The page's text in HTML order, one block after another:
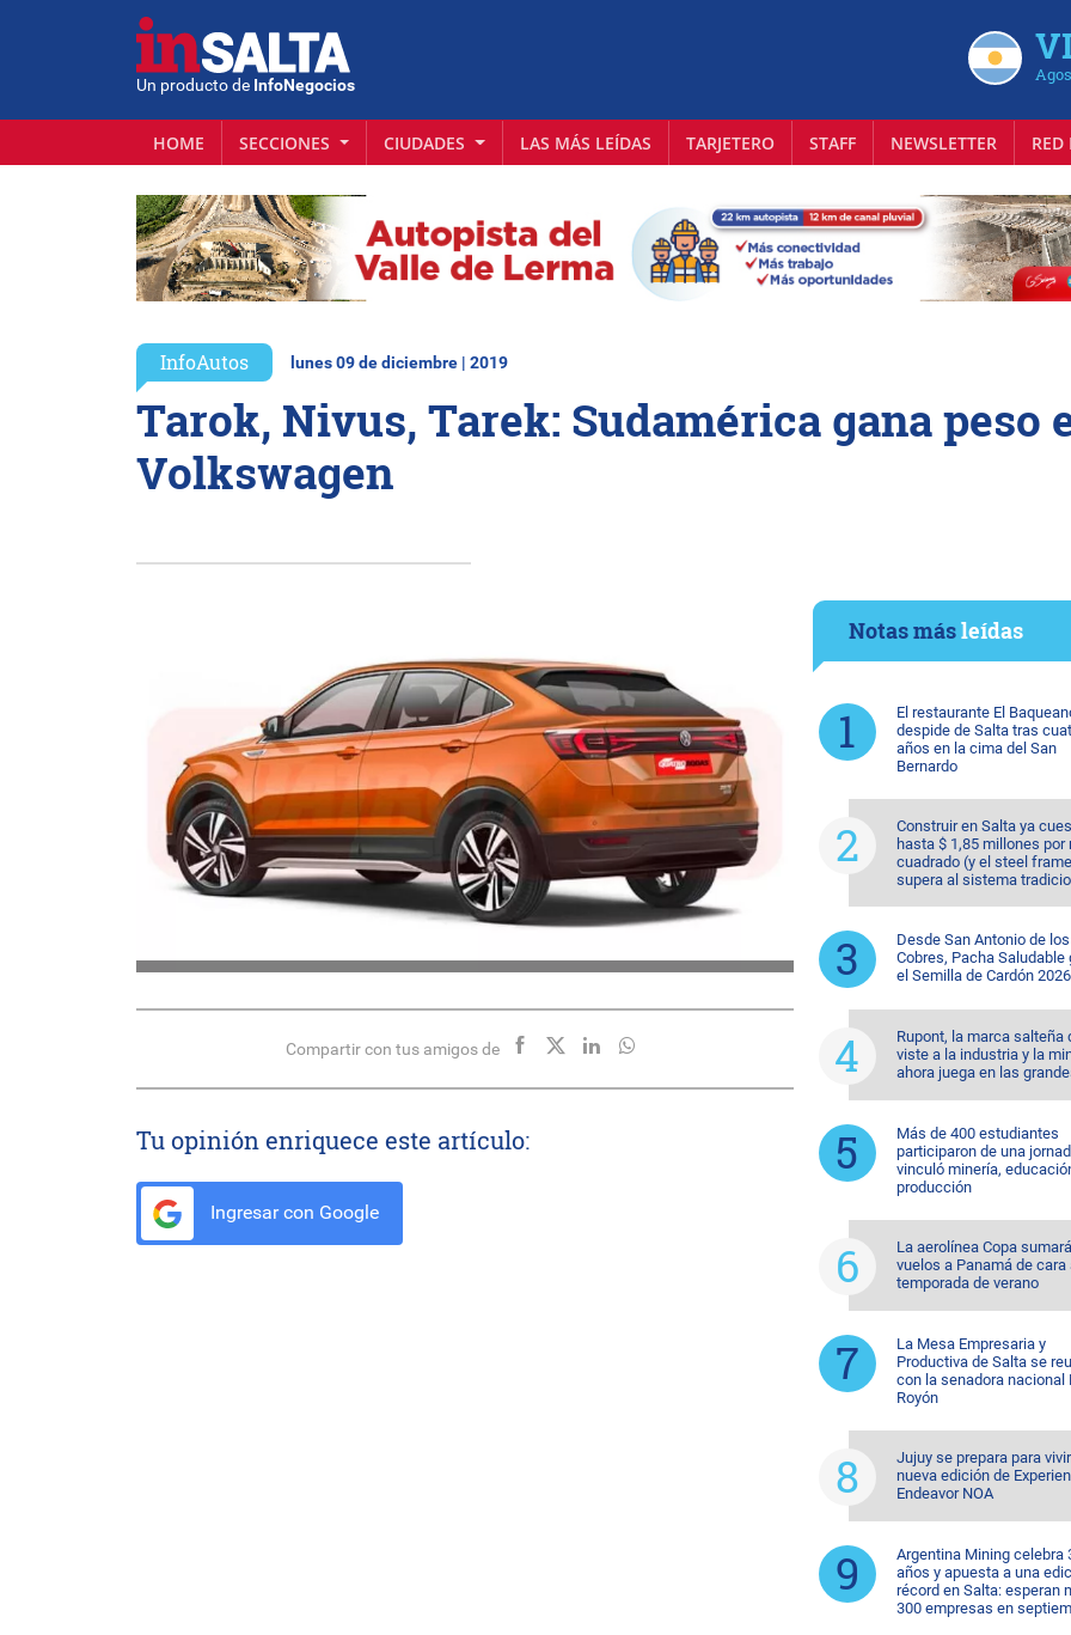
Un producto de InfoNegocios
HOME SECCIONES CIUDADES LAS MÁS LEÍDAS TARJETERO STAFF NEWSLETTER
InfoAutos lunes 09 de diciembre | 2019
Tarok, Nivus, Tarek: Sudamérica gana peso
Volkswagen
Compartir con tus amigos de
Tu opinión enriquece este artículo:
Ingresar con Google
Notas másleídas
El restaurante El
despide de Salta tras
años en la cima del San
Bernardo
Construir en Salta ya
hasta $ 1,85 millones por
cuadrado (y el steel frame
supera al sistema
Desde San Antonio de los
Cobres, Pacha Saludable
el Semilla de Cardón 2026
Rupont, la marca salteña
viste a la industria y la
ahora juega en las
Más de 400 estudiantes
participaron de una
vinculó minería,
producción
La aerolínea Copa sumará
vuelos a Panamá de cara
temporada de verano
La Mesa Empresaria y
Productiva de Salta se
con la senadora nacional
Royón
Jujuy se prepara para
nueva edición de
Endeavor NOA
Argentina Mining celebra
años y apuesta a una
récord en Salta: esperan
300 empresas en